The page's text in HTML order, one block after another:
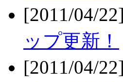
[2011/04/
ップ更新！
[2011/04/